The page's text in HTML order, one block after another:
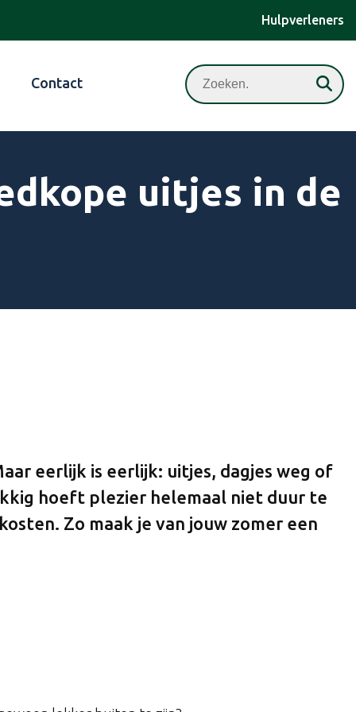
Hulpverleners
Contact Zoeken
uitjes in de
eerlijk is eerlijk: uitjes, dagjes weg of
hoeft plezier helemaal niet duur te
Zo maak je van jouw zomer een